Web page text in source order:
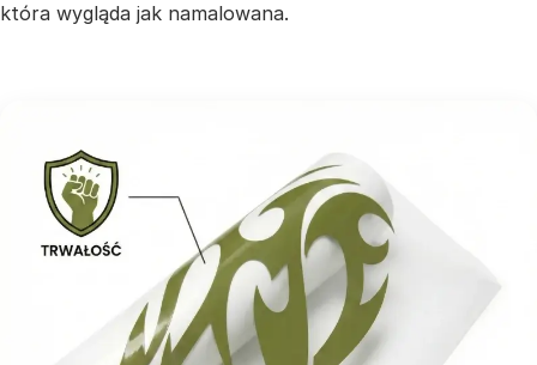
która wygląda jak namalowana.